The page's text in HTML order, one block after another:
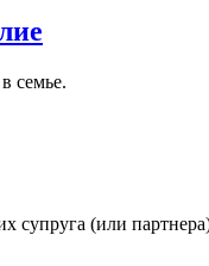
семье.
супруга (или